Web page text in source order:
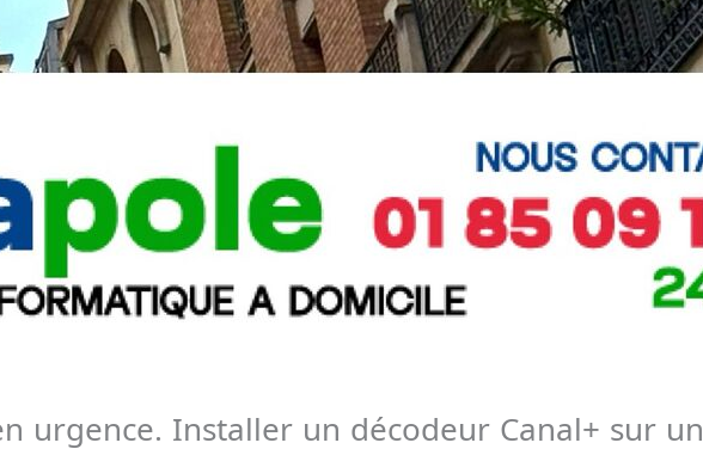
urgence. Installer un décodeur Canal+ sur